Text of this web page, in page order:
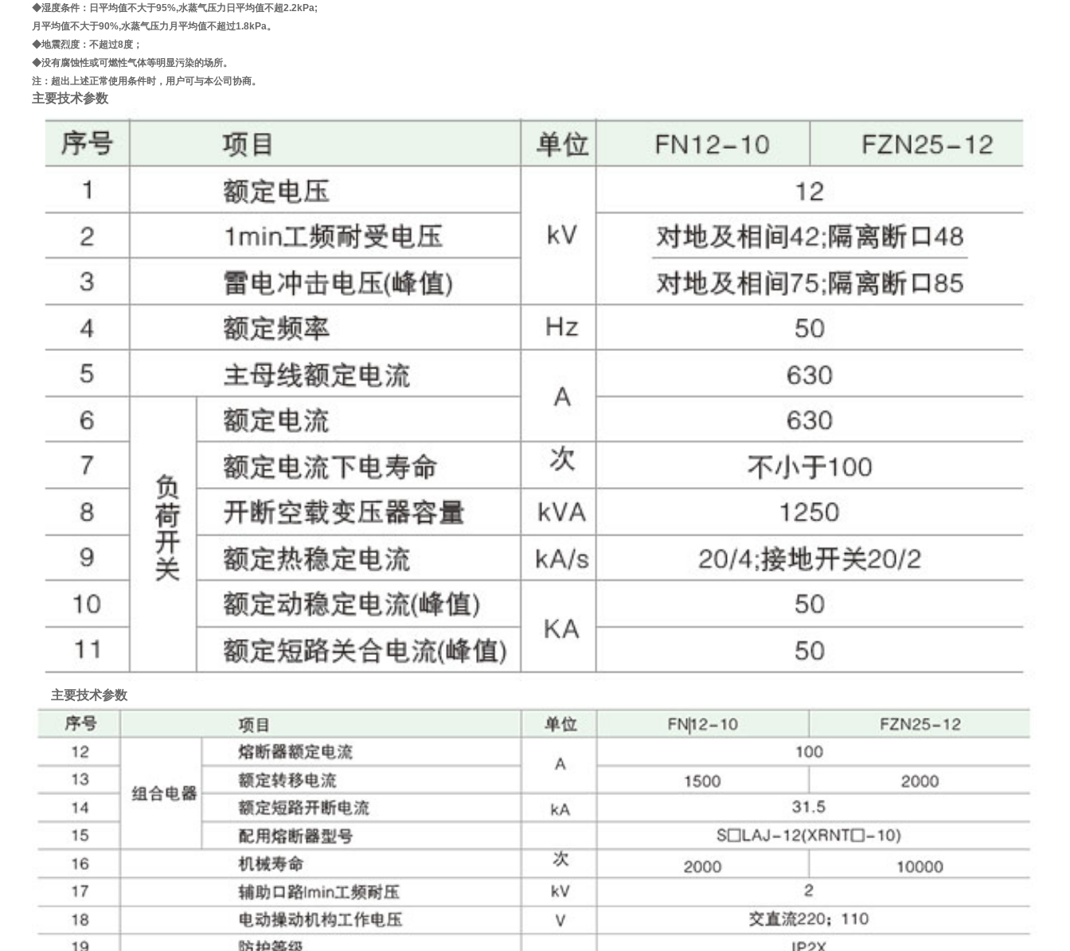
◆湿度条件：日平均值不大于95%,水蒸气压力日平均值不超2.2kPa;
月平均值不大于90%,水蒸气压力月平均值不超过1.8kPa。
◆地震烈度：不超过8度；
◆没有腐蚀性或可燃性气体等明显污染的场所。
注：超出上述正常使用条件时，用户可与本公司协商。
主要技术参数
主要技术参数